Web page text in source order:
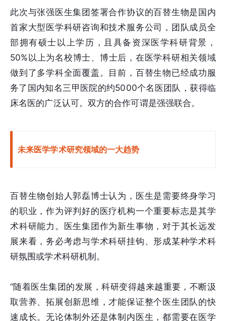
此次与张强医生集团签署合作协议的百替生物是国内
首家大型医学科研咨询和技术服务公司，团队成员全
部拥有硕士以上学历，且具备资深医学科研背景，
50%以上为名校博士、博士后，在医学科研相关领域
做到了多学科全面覆盖。目前，百替生物已经成功服
务了国内知名三甲医院的约5000个名医团队，获得临
床名医的广泛认可。双方的合作可谓是强强联合。
未来医学学术研究领域的一大趋势
百替生物创始人郭磊博士认为，医生是需要终身学习
的职业，作为评判好的医疗机构一个重要标志是其学
术科研能力。医生集团作为新生事物，对于其长远发
展来看，务必考虑与学术科研挂钩、形成某种学术科
研氛围或学术科研机制。
“随着医生集团的发展，科研变得越来越重要，不断汲
取营养、拓展创新思维，才能保证整个医生团队的快
速成长。无论体制外还是体制内医生，都需要在医学